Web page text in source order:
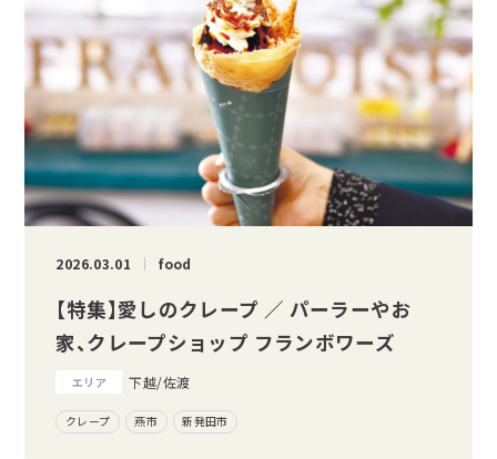
2026.03.01 food
【特集】愛しのクレープ ／ パーラーやお
家、クレープショップ フランボワーズ
エリア 下越/佐渡
クレープ 燕市 新発田市